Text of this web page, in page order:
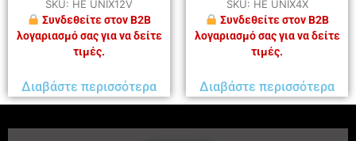
SKU: HE UNIX12V
Συνδεθείτε στον B2B
λογαριασμό σας για να δείτε
τιμές.
Διαβάστε περισσότερα
SKU: HE UNIX4X
Συνδεθείτε στον B2B
λογαριασμό σας για να δείτε
τιμές.
Διαβάστε περισσότερα